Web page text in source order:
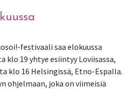
festivaali saa elokuussa
klo 19 yhtye esiintyy Loviisassa,
klo 16 Helsingissä, Etno-Espalla.
ohjelmaan, joka on viimeisiä